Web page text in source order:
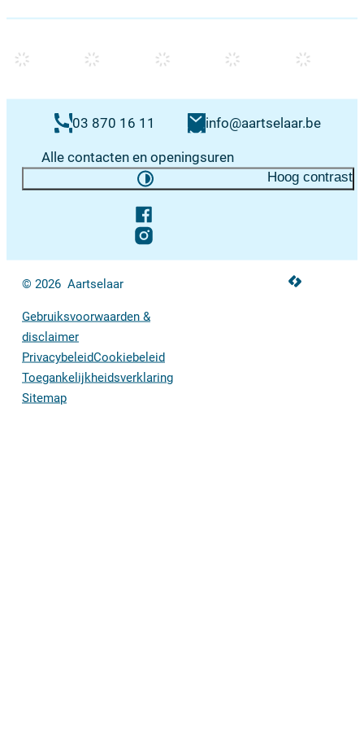
03 870 16 11
E-mail info@aartselaar.be
Alle contacten en openingsuren
Hoog contrast
© 2026 Aartselaar
Gebruiksvoorwaarden &
disclaimer
PrivacybeleidCookiebeleid
Toegankelijkheidsverklaring
Sitemap